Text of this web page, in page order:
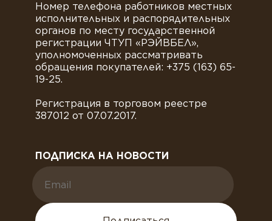
Номер телефона работников местных
исполнительных и распорядительных
органов по месту государственной
регистрации ЧТУП «РЭЙВБЕЛ»,
уполномоченных рассматривать
обращения покупателей: +375 (163) 65-
19-25.
Регистрация в торговом реестре
387012 от 07.07.2017.
ПОДПИСКА НА НОВОСТИ